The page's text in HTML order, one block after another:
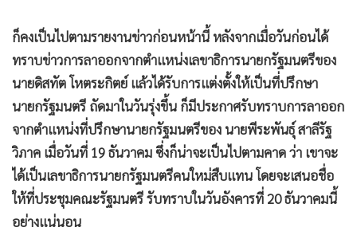
• อาชญากรรม
• Motoring
• เกม
• วิทยาศาสตร์
• SMEs
• หุ้น
• อินโดจีน
กองทุนรวม
ก็คงเป็นไปตามรายงานข่าวก่อนหน้านี้ หลังจากเมื่อวันก่อนได้
ทราบข่าวการลาออกจากตำแหน่งเลขาธิการนายกรัฐมนตรีของ
นายดิสทัต โหตระกิตย์ แล้วได้รับการแต่งตั้งให้เป็นที่ปรึกษา
นายกรัฐมนตรี ถัดมาในวันรุ่งขึ้น ก็มีประกาศรับทราบการลาออก
จากตำแหน่งที่ปรึกษานายกรัฐมนตรีของ นายพีระพันธุ์ สาลีรัฐ
วิภาค เมื่อวันที่ 19 ธันวาคม ซึ่งก็น่าจะเป็นไปตามคาด ว่า เขาจะ
ได้เป็นเลขาธิการนายกรัฐมนตรีคนใหม่สืบแทน โดยจะเสนอชื่อ
ให้ที่ประชุมคณะรัฐมนตรี รับทราบในวันอังคารที่ 20 ธันวาคมนี้
อย่างแน่นอน